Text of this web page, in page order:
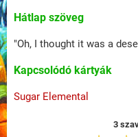
Hátlap szöveg
"Oh, I thought it was a
Kapcsolódó kártyák
Sugar Elemental
3